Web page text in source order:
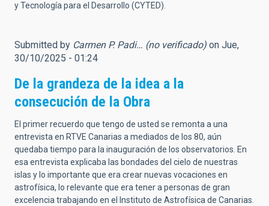
y Tecnología para el Desarrollo (CYTED).
Submitted by Carmen P. Padi… (no verificado) on Jue,
30/10/2025 - 01:24
De la grandeza de la idea a la
consecución de la Obra
El primer recuerdo que tengo de usted se remonta a una
entrevista en RTVE Canarias a mediados de los 80, aún
quedaba tiempo para la inauguración de los observatorios. En
esa entrevista explicaba las bondades del cielo de nuestras
islas y lo importante que era crear nuevas vocaciones en
astrofísica, lo relevante que era tener a personas de gran
excelencia trabajando en el Instituto de Astrofísica de Canarias.